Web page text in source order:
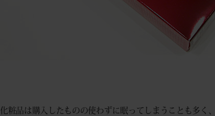
化粧品は購入したものの使わずに眠ってしまうことも多く